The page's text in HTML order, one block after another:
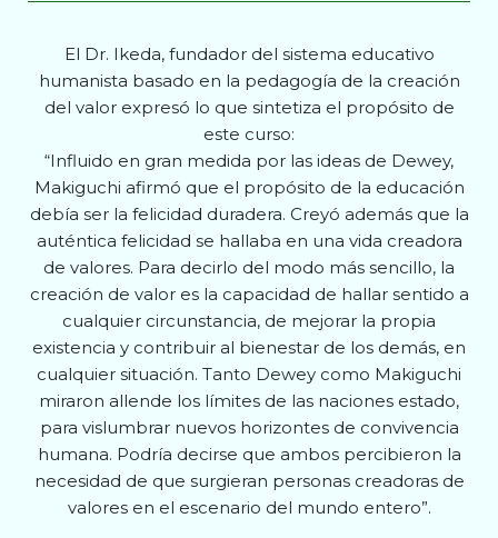
El Dr. Ikeda, fundador del sistema educativo
humanista basado en la pedagogía de la creación
del valor expresó lo que sintetiza el propósito de
este curso:
“Influido en gran medida por las ideas de Dewey,
Makiguchi afirmó que el propósito de la educación
debía ser la felicidad duradera. Creyó además que la
auténtica felicidad se hallaba en una vida creadora
de valores. Para decirlo del modo más sencillo, la
creación de valor es la capacidad de hallar sentido a
cualquier circunstancia, de mejorar la propia
existencia y contribuir al bienestar de los demás, en
cualquier situación. Tanto Dewey como Makiguchi
miraron allende los límites de las naciones estado,
para vislumbrar nuevos horizontes de convivencia
humana. Podría decirse que ambos percibieron la
necesidad de que surgieran personas creadoras de
valores en el escenario del mundo entero”.